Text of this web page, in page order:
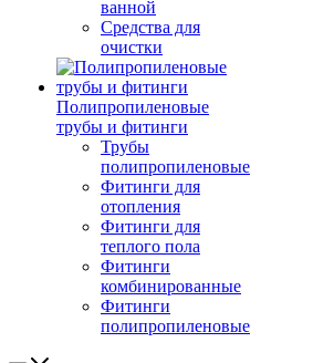
ванной
Средства для
очистки
Полипропиленовые
трубы и фитинги
Трубы
полипропиленовые
Фитинги для
отопления
Фитинги для
теплого пола
Фитинги
комбинированные
Фитинги
полипропиленовые